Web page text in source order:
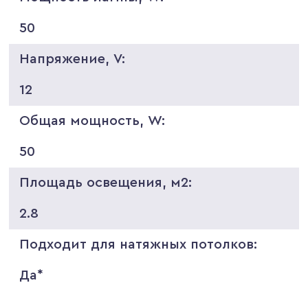
50
Напряжение, V:
12
Общая мощность, W:
50
Площадь освещения, м2:
2.8
Подходит для натяжных потолков:
Да*